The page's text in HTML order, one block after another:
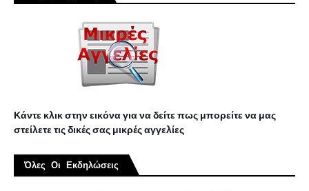
Κάντε κλικ στην εικόνα για να δείτε πως μπορείτε να μας
στείλετε τις δικές σας μικρές αγγελίες
Όλες Οι Εκδηλώσεις